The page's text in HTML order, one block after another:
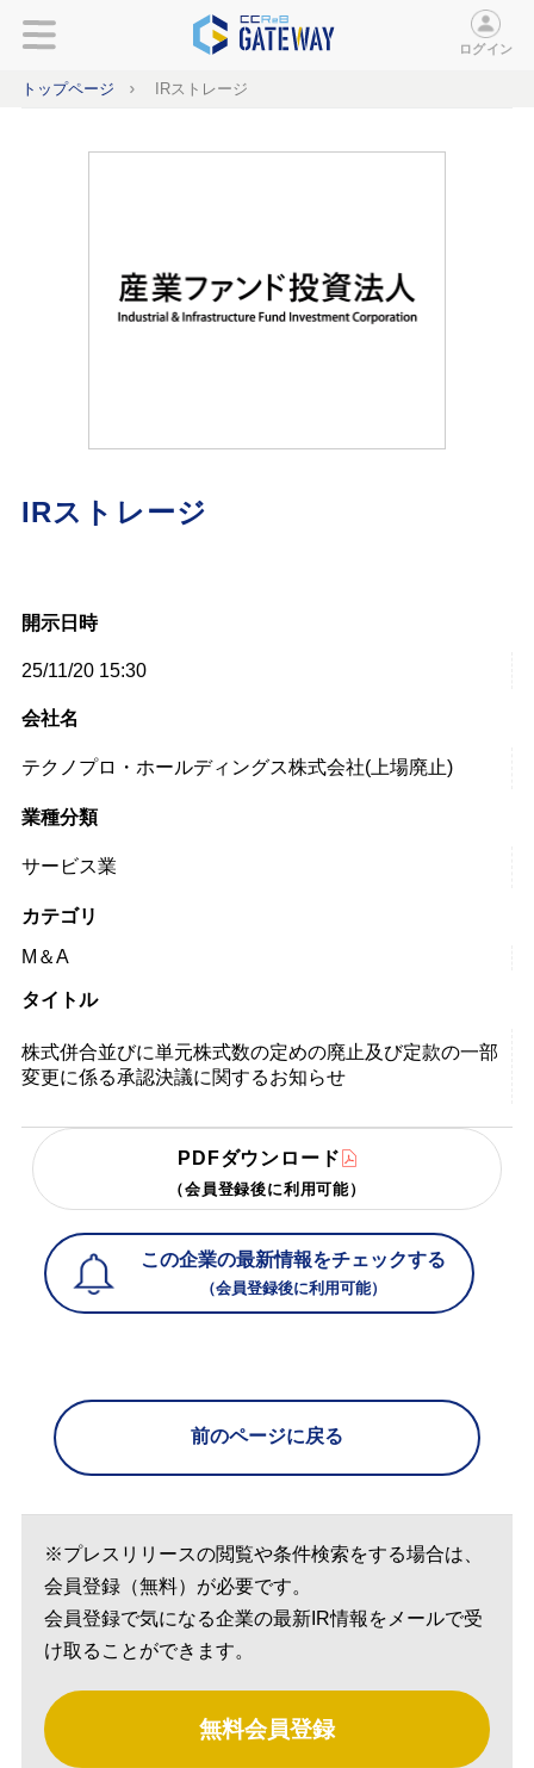
ログイン
トップページ IRストレージ
IRストレージ
開示日時
25/11/20 15:30
会社名
テクノプロ・ホールディングス株式会社(上場廃止)
業種分類
サービス業
カテゴリ
M＆A
タイトル
株式併合並びに単元株式数の定めの廃止及び定款の一部
変更に係る承認決議に関するお知らせ
PDFダウンロード
（会員登録後に利用可能）
この企業の最新情報をチェックする
（会員登録後に利用可能）
前のページに戻る
※プレスリリースの閲覧や条件検索をする場合は、
会員登録（無料）が必要です。
会員登録で気になる企業の最新IR情報をメールで受
け取ることができます。
無料会員登録